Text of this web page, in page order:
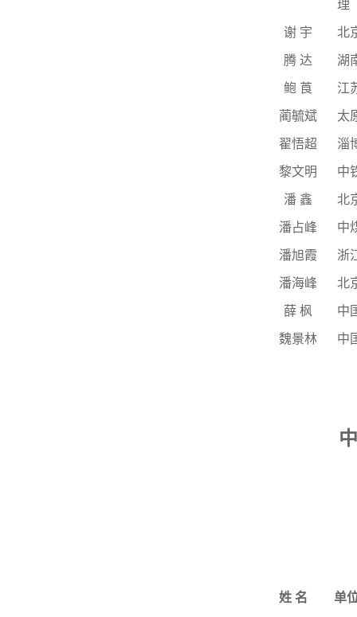
理
谢宇 北
腾达 湖
鲍莨 江
蔺毓斌 太
翟悟超 淄
黎文明 中
潘鑫 北
潘占峰 中
潘旭霞 浙
潘海峰 北
薛枫 中
魏景林 中
姓 名 单